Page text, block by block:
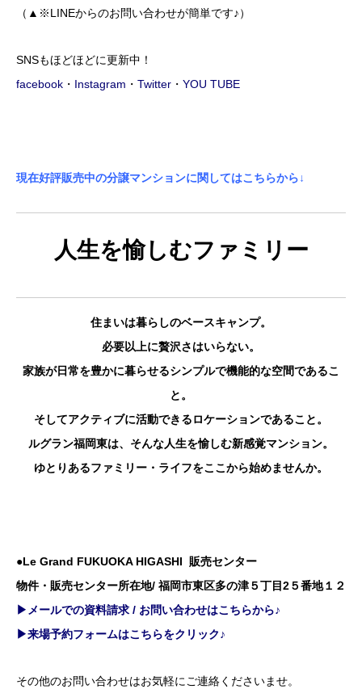
（▲※LINEからのお問い合わせが簡単です♪）
SNSもほどほどに更新中！
facebook ・ Instagram ・ Twitter ・ YOU TUBE
現在好評販売中の分譲マンションに関してはこちらから↓
人生を愉しむファミリー
住まいは暮らしのベースキャンプ。
必要以上に贅沢さはいらない。
家族が日常を豊かに暮らせるシンプルで機能的な空間であるこ
と。
そしてアクティブに活動できるロケーションであること。
ルグラン福岡東は、そんな人生を愉しむ新感覚マンション。
ゆとりあるファミリー・ライフをここから始めませんか。
●Le Grand FUKUOKA HIGASHI 販売センター
物件・販売センター所在地/ 福岡市東区多の津５丁目2５番地１２
▶メールでの資料請求 / お問い合わせはこちらから♪
▶来場予約フォームはこちらをクリック♪
その他のお問い合わせはお気軽にご連絡くださいませ。